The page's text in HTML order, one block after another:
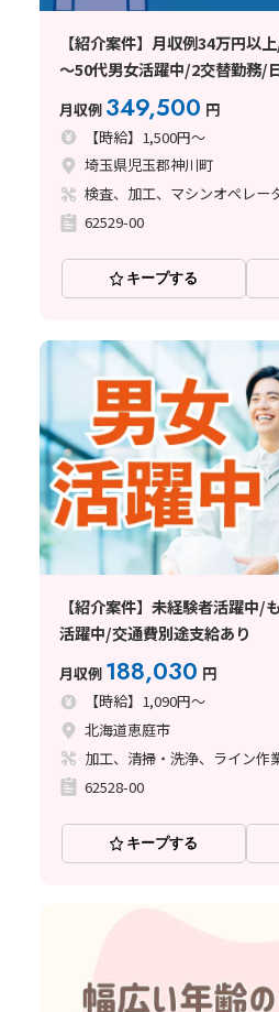
【紹介案件】月収例34万円以
～50代男女活躍中/2交替勤務/
月収例 349,500 円
【時給】1,500円～
埼玉県児玉郡神川町
検査、加工、マシンオペレー
62529-00
キープする
【紹介案件】未経験者活躍中/
活躍中/交通費別途支給あり
月収例 188,030 円
【時給】1,090円～
北海道恵庭市
加工、清掃・洗浄、ライン作
62528-00
キープする